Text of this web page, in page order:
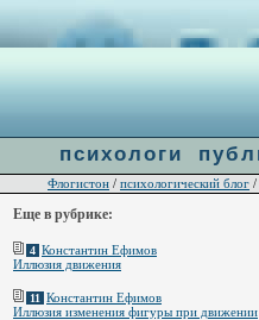
: file_get_contents(http://ulogin.ru/
психологи
Флогистон / психологический блог /
Еще в рубрике:
4 Константин Ефимов
Иллюзия движения
11 Константин Ефимов
Иллюзия изменения фигуры при движении